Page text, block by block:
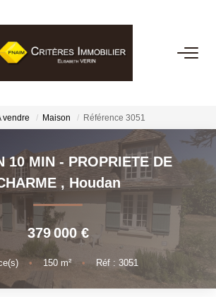
LOCATIONS
LOCATIVE
BIENS VENDUS
NOTRE AGENCE
vendre Maison Référence 3051
10 MIN - PROPRIETE DE
, Houdan
379 000 €
• 150m² • Réf : 3051